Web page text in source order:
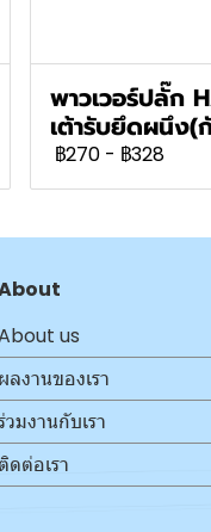
พาวเวอร์ปลั๊ก
เต้ารับยึดผนึง(
฿270 - ฿328
us
ผลงานของเรา
วมงานกับเรา
ติดต่อเรา